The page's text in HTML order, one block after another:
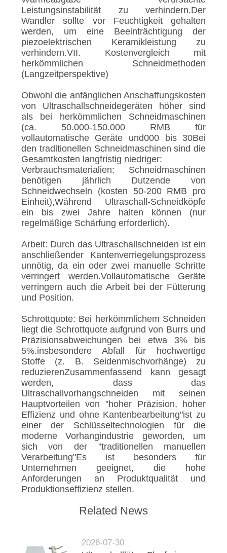
Leistungsinstabilität zu verhindern.Der
Wandler sollte vor Feuchtigkeit gehalten
werden, um eine Beeinträchtigung der
piezoelektrischen Keramikleistung zu
verhindern.VII. Kostenvergleich mit
herkömmlichen Schneidmethoden
(Langzeitperspektive)
Obwohl die anfänglichen Anschaffungskosten
von Ultraschallschneidegeräten höher sind
als bei herkömmlichen Schneidmaschinen
(ca. 50.000-150.000 RMB für
vollautomatische Geräte und000 bis 30Bei
den traditionellen Schneidmaschinen sind die
Gesamtkosten langfristig niedriger:
Verbrauchsmaterialien: Schneidmaschinen
benötigen jährlich Dutzende von
Schneidwechseln (kosten 50-200 RMB pro
Einheit),Während Ultraschall-Schneidköpfe
ein bis zwei Jahre halten können (nur
regelmäßige Schärfung erforderlich).
Arbeit: Durch das Ultraschallschneiden ist ein
anschließender Kantenverriegelungsprozess
unnötig, da ein oder zwei manuelle Schritte
verringert werden.Vollautomatische Geräte
verringern auch die Arbeit bei der Fütterung
und Position.
Schrottquote: Bei herkömmlichem Schneiden
liegt die Schrottquote aufgrund von Burrs und
Präzisionsabweichungen bei etwa 3% bis
5%.insbesondere Abfall für hochwertige
Stoffe (z. B. Seidenmischvorhänge) zu
reduzierenZusammenfassend kann gesagt
werden, dass das
Ultraschallvorhangschneiden mit seinen
Hauptvorteilen von "hoher Präzision, hoher
Effizienz und ohne Kantenbearbeitung"ist zu
einer der Schlüsseltechnologien für die
moderne Vorhangindustrie geworden, um
sich von der "traditionellen manuellen
Verarbeitung"Es ist besonders für
Unternehmen geeignet, die hohe
Anforderungen an Produktqualität und
Produktionseffizienz stellen.
Related News
2026-07-30